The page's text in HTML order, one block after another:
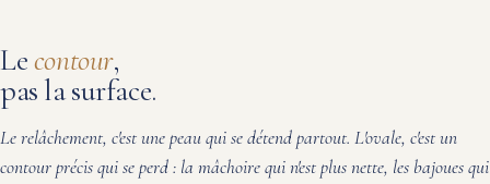
Lecontour,
pas la surface.
Le relâchement, c'est une peau qui se détend partout. L'ovale, c'est un
contour précis qui se perd : la mâchoire qui n'est plus nette, les bajoues qui